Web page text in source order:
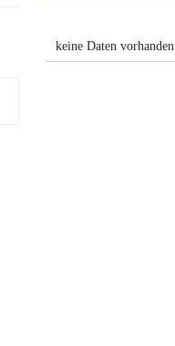
keine Daten vorhanden